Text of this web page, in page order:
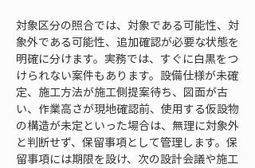
対象区分の照合では、対象である可能性、対
象外である可能性、追加確認が必要な状態を
明確に分けます。実務では、すぐに白黒をつ
けられない案件もあります。設備仕様が未確
定、施工方法が施工側提案待ち、図面が古
い、作業高さが現地確認前、使用する仮設物
の構造が未定といった場合は、無理に対象外
と判断せず、保留事項として管理します。保
留事項には期限を設け、次の設計会議や施工